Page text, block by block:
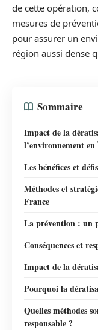
de cette opération,
mesures de
pour assurer un
région aussi dense
Sommaire
Impact de la
l’environnement
Les bénéfices et
Méthodes et
France
La prévention : un
Conséquences et
Impact de la
Pourquoi la
Quelles méthodes
responsable ?